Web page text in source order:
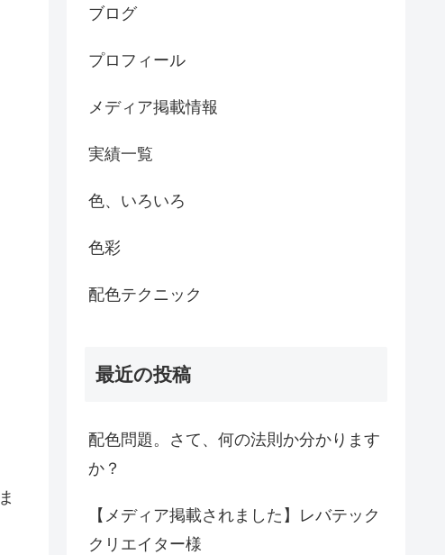
ブログ
プロフィール
メディア掲載情報
実績一覧
色、いろいろ
色彩
配色テクニック
最近の投稿
配色問題。さて、何の法則か分かります
か？
【メディア掲載されました】レバテック
クリエイター様